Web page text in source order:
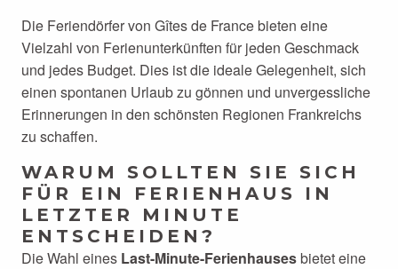
Die Feriendörfer von Gîtes de France bieten eine
Vielzahl von Ferienunterkünften für jeden Geschmack
und jedes Budget. Dies ist die ideale Gelegenheit, sich
einen spontanen Urlaub zu gönnen und unvergessliche
Erinnerungen in den schönsten Regionen Frankreichs
zu schaffen.
WARUM SOLLTEN SIE SICH
FÜR EIN FERIENHAUS IN
LETZTER MINUTE
ENTSCHEIDEN?
Die Wahl eines Last-Minute-Ferienhausesbietet eine